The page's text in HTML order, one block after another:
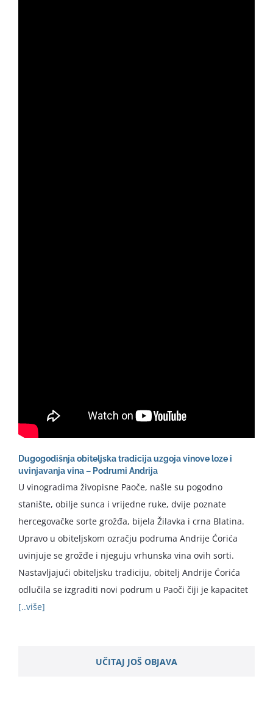
Dugogodišnja obiteljska tradicija uzgoja vinove loze i
uvinjavanja vina – Podrumi Andrija
U vinogradima živopisne Paoče, našle su pogodno
stanište, obilje sunca i vrijedne ruke, dvije poznate
hercegovačke sorte grožđa, bijela Žilavka i crna Blatina.
Upravo u obiteljskom ozračju podruma Andrije Ćorića
uvinjuje se grožđe i njeguju vrhunska vina ovih sorti.
Nastavljajući obiteljsku tradiciju, obitelj Andrije Ćorića
odlučila se izgraditi novi podrum u Paoči čiji je kapacitet
[..više]
UČITAJ JOŠ OBJAVA